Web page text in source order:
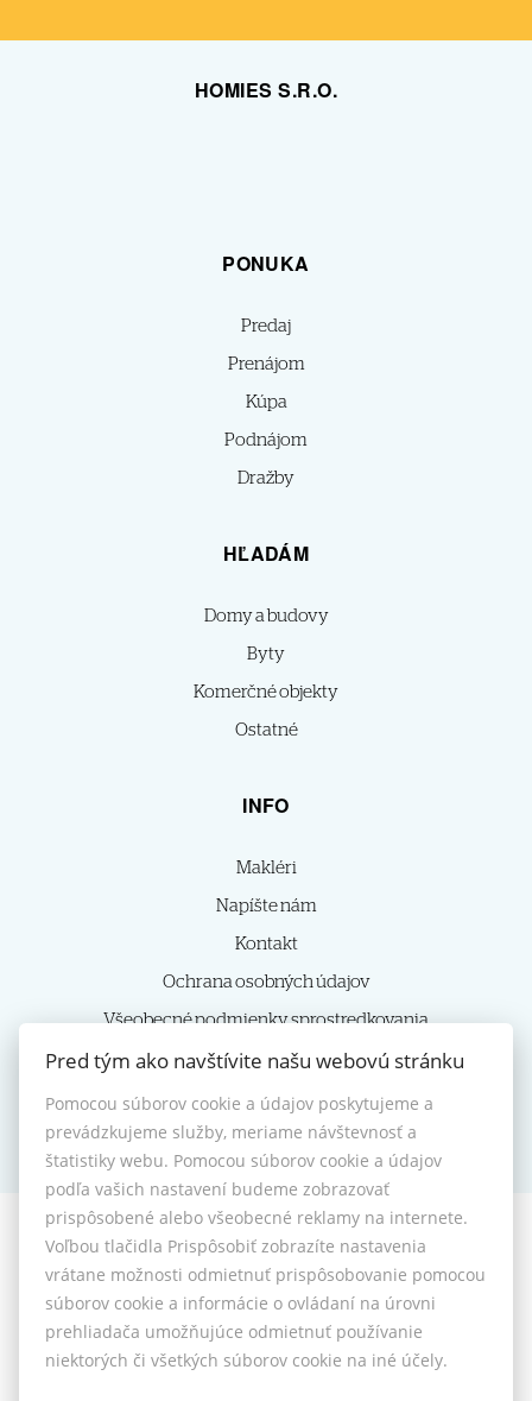
HOMIES S.R.O.
PONUKA
Predaj
Prenájom
Kúpa
Podnájom
Dražby
HĽADÁM
Domy a budovy
Byty
Komerčné objekty
Ostatné
INFO
Makléri
Napíšte nám
Kontakt
Ochrana osobných údajov
Všeobecné podmienky sprostredkovania
Reklamačný poriadok
Nastavenie cookies
© 2026 -HOMIES s.r.o.
Sládkovičova 7, Nitra 949 01, Tel.: +421 905350039, E-mail:
homies@homies.sk
Prepnúť na verziu pre počítače
Pred tým ako navštívite našu webovú stránku
Pomocou súborov cookie a údajov poskytujeme a
prevádzkujeme služby, meriame návštevnosť a
štatistiky webu. Pomocou súborov cookie a údajov
podľa vašich nastavení budeme zobrazovať
prispôsobené alebo všeobecné reklamy na internete.
Voľbou tlačidla Prispôsobiť zobrazíte nastavenia
vrátane možnosti odmietnuť prispôsobovanie pomocou
súborov cookie a informácie o ovládaní na úrovni
prehliadača umožňujúce odmietnuť používanie
niektorých či všetkých súborov cookie na iné účely.